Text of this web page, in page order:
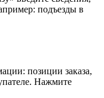
подъезды в
позиции заказа,
Нажмите